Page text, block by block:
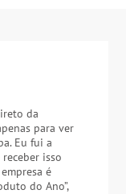
da
para ver
Eu fui a
isso
é
do Ano”,